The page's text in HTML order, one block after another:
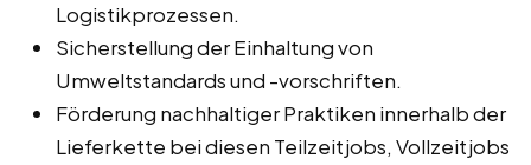
Logistikprozessen.
Sicherstellung der Einhaltung von
Umweltstandards und -vorschriften.
Förderung nachhaltiger Praktiken innerhalb der
Lieferkette bei diesen Teilzeitjobs, Vollzeitjobs